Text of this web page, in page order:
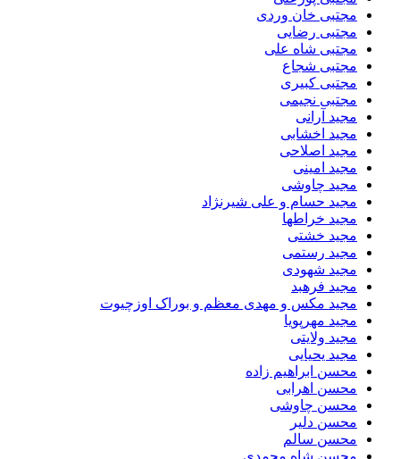
مجتبی خان وردی
مجتبی رضایی
مجتبی شاه علی
مجتبی شجاع
مجتبی کبیری
مجتبی نجیمی
مجید آرانی
مجید اخشابی
مجید اصلاحی
مجید امینی
مجید چاوشی
مجید حسام و علی شیرنژاد
مجید خراطها
مجید خشتی
مجید رستمی
مجید شهودی
مجید فرهبد
مجید مکس و مهدی معظم و بوراک اوزچیوت
مجید مهرپویا
مجید ولایتی
مجید یحیایی
محسن ابراهیم زاده
محسن اهرابی
محسن چاوشی
محسن دلیر
محسن سالم
محسن شاه محمدی